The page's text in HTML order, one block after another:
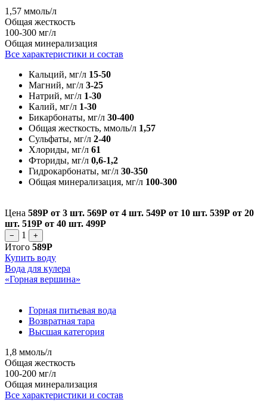
1,57 ммоль/л
Общая жесткость
100-300 мг/л
Общая минерализация
Все характеристики и состав
Кальций, мг/л 15-50
Магний, мг/л 3-25
Натрий, мг/л 1-30
Калий, мг/л 1-30
Бикарбонаты, мг/л 30-400
Общая жесткость, ммоль/л 1,57
Сульфаты, мг/л 2-40
Хлориды, мг/л 61
Фториды, мг/л 0,6-1,2
Гидрокарбонаты, мг/л 30-350
Общая минерализация, мг/л 100-300
Цена 589Р от 3 шт. 569Р от 4 шт. 549Р от 10 шт. 539Р от 20
шт. 519Р от 40 шт. 499Р
− 1 +
Итого 589Р
Купить воду
Вода для кулера
«Горная вершина»
Горная питьевая вода
Возвратная тара
Высшая категория
1,8 ммоль/л
Общая жесткость
100-200 мг/л
Общая минерализация
Все характеристики и состав